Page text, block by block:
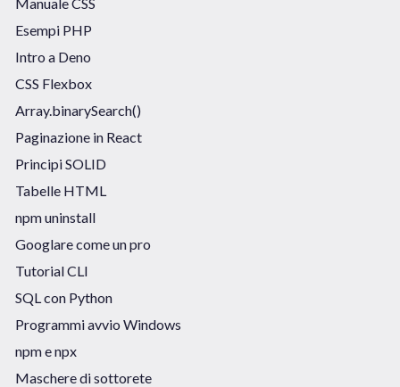
Esempi PHP
Intro a Deno
CSS Flexbox
Array.binarySearch()
Paginazione in React
Principi SOLID
Tabelle HTML
npm uninstall
Googlare come un pro
Tutorial CLI
SQL con Python
Programmi avvio Windows
npm e npx
Maschere di sottorete